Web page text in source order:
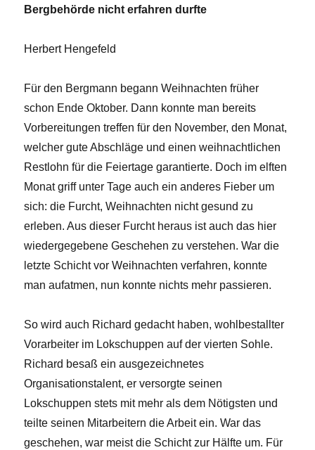
Bergbehörde nicht erfahren durfte
Herbert Hengefeld
Für den Bergmann begann Weihnachten früher
schon Ende Oktober. Dann konnte man bereits
Vorbereitungen treffen für den November, den Monat,
welcher gute Abschläge und einen weihnachtlichen
Restlohn für die Feiertage garantierte. Doch im elften
Monat griff unter Tage auch ein anderes Fieber um
sich: die Furcht, Weihnachten nicht gesund zu
erleben. Aus dieser Furcht heraus ist auch das hier
wiedergegebene Geschehen zu verstehen. War die
letzte Schicht vor Weihnachten verfahren, konnte
man aufatmen, nun konnte nichts mehr passieren.
So wird auch Richard gedacht haben, wohlbestallter
Vorarbeiter im Lokschuppen auf der vierten Sohle.
Richard besaß ein ausgezeichnetes
Organisationstalent, er versorgte seinen
Lokschuppen stets mit mehr als dem Nötigsten und
teilte seinen Mitarbeitern die Arbeit ein. War das
geschehen, war meist die Schicht zur Hälfte um. Für